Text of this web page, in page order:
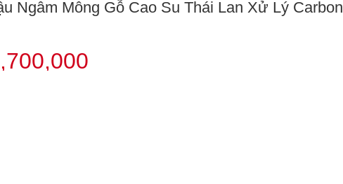
Ngâm Mông Gỗ Cao Su Thái Lan Xử Lý Carbon